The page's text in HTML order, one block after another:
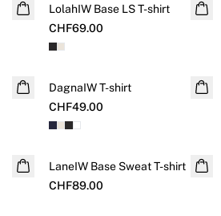
LolahIW Base LS T-shirt
CHF69.00
DagnaIW T-shirt
CHF49.00
LaneIW Base Sweat T-shirt
CHF89.00